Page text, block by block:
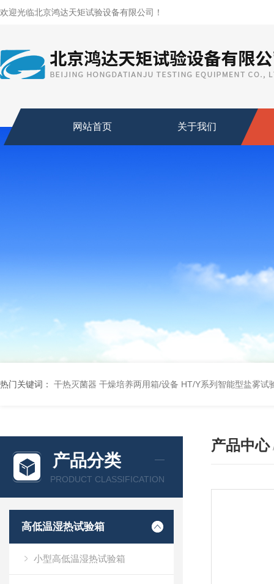
欢迎光临北京鸿达天矩试验设备有限公司！
网站首页 关于我们
热门关键词： 干热灭菌器 干燥培养两用箱/设备 HT/Y系列智能型盐雾试
产品分类
PRODUCT CLASSIFICATION
高低温湿热试验箱
小型高低温湿热试验箱
产品中心